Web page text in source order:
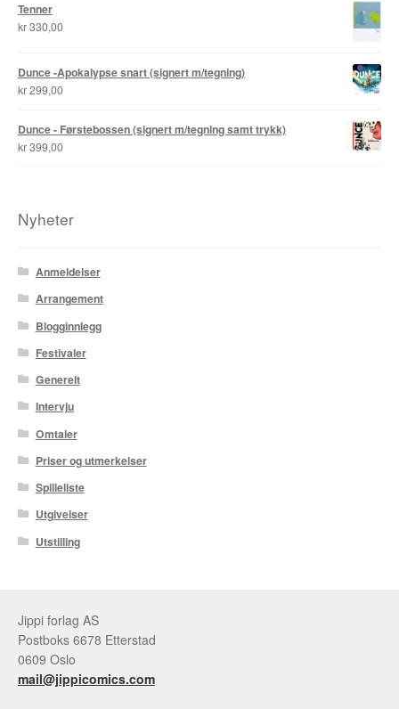
Tenner
kr330,00
Dunce -Apokalypse snart (signert m/tegning)
kr299,00
Dunce - Førstebossen (signert m/tegning samt trykk)
kr399,00
Nyheter
Anmeldelser
Arrangement
Blogginnlegg
Festivaler
Generelt
Intervju
Omtaler
Priser og utmerkelser
Spilleliste
Utgivelser
Utstilling
Jippi forlag AS
Postboks 6678 Etterstad
0609 Oslo
mail@jippicomics.com